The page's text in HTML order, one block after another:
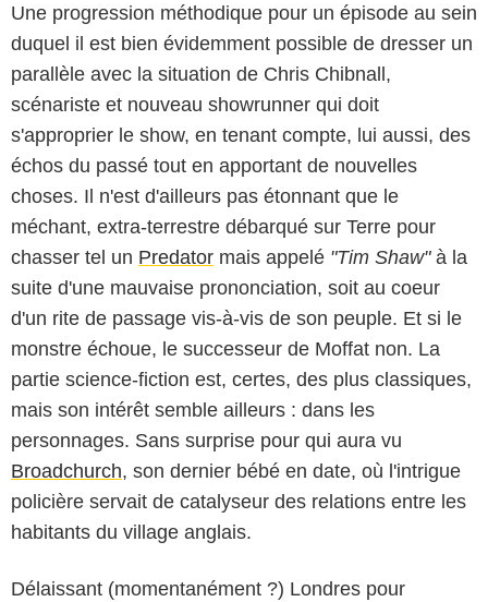
Une progression méthodique pour un épisode au sein
duquel il est bien évidemment possible de dresser un
parallèle avec la situation de Chris Chibnall,
scénariste et nouveau showrunner qui doit
s'approprier le show, en tenant compte, lui aussi, des
échos du passé tout en apportant de nouvelles
choses. Il n'est d'ailleurs pas étonnant que le
méchant, extra-terrestre débarqué sur Terre pour
chasser tel un Predator mais appelé "Tim Shaw"à la
suite d'une mauvaise prononciation, soit au coeur
d'un rite de passage vis-à-vis de son peuple. Et si le
monstre échoue, le successeur de Moffat non. La
partie science-fiction est, certes, des plus classiques,
mais son intérêt semble ailleurs : dans les
personnages. Sans surprise pour qui aura vu
Broadchurch, son dernier bébé en date, où l'intrigue
policière servait de catalyseur des relations entre les
habitants du village anglais.
Délaissant (momentanément ?) Londres pour